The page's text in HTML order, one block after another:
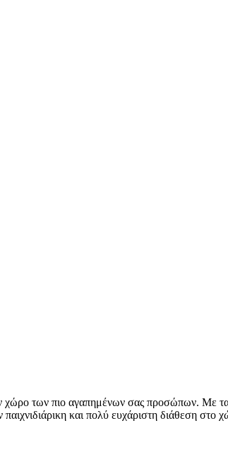
των πιο αγαπημένων σας προσώπων. Με τα
και πολύ ευχάριστη διάθεση στο